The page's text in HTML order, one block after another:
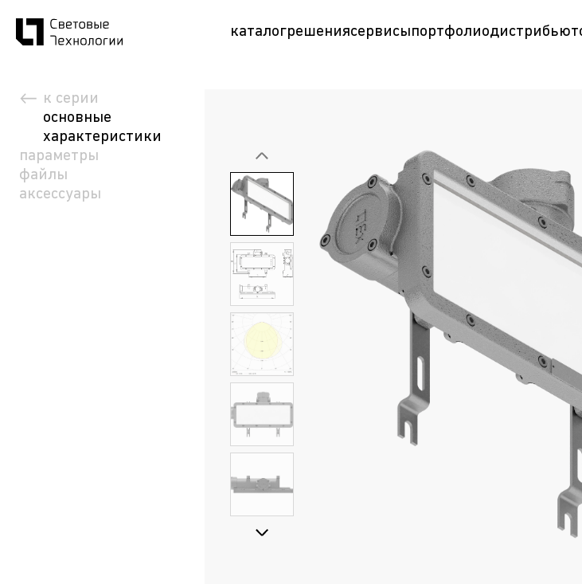
каталогрешениясервисыпортфолио
к серии
основные
характеристики
параметры
файлы
аксессуары